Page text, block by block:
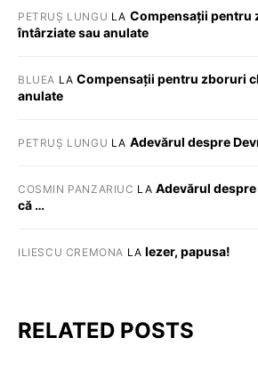
PETRUȘ LUNGU LA Compensații pentru
întârziate sau anulate
BLUEA LACompensații pentru zboruri
anulate
PETRUȘ LUNGU LA Adevărul despre
COSMIN PANZARIUC LA Adevărul
că …
ILIESCU CREMONA LAIezer, papusa!
RELATED POSTS